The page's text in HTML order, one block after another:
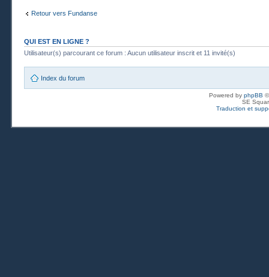
Retour vers Fundanse
QUI EST EN LIGNE ?
Utilisateur(s) parcourant ce forum : Aucun utilisateur inscrit et 11 invité(s)
Index du forum
Powered by phpBB
SE
Traduction et